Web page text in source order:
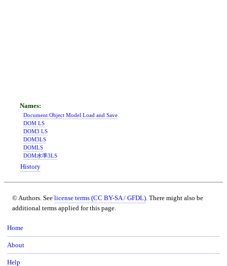
Document Object Model Load and Save
DOM LS
DOM3 LS
DOM3LS
DOMLS
DOM水準3LS
History
© Authors. See license terms (CC BY-SA / GFDL). There might also be
additional terms applied for this page.
Home
About
Help